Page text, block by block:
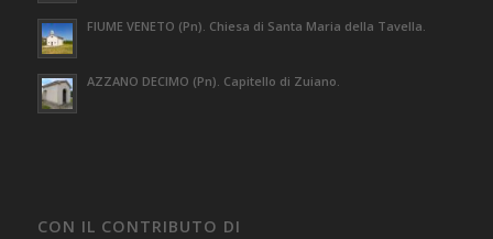
FIUME VENETO (Pn). Chiesa di Santa Maria della Tavella.
AZZANO DECIMO (Pn). Capitello di Zuiano.
CON IL CONTRIBUTO DI